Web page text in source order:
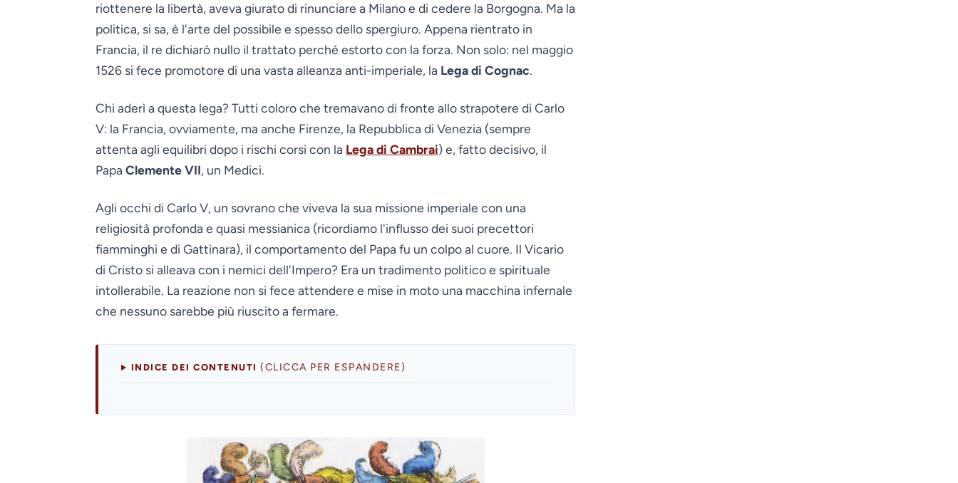
riottenere la libertà, aveva giurato di rinunciare a Milano e di cedere la Borgogna. Ma la
politica, si sa, è l'arte del possibile e spesso dello spergiuro. Appena rientrato in
Francia, il re dichiarò nullo il trattato perché estorto con la forza. Non solo: nel maggio
1526 si fece promotore di una vasta alleanza anti-imperiale, la Lega di Cognac.
Chi aderì a questa lega? Tutti coloro che tremavano di fronte allo strapotere di Carlo
V: la Francia, ovviamente, ma anche Firenze, la Repubblica di Venezia (sempre
attenta agli equilibri dopo i rischi corsi con la Lega di Cambrai) e, fatto decisivo, il
Papa Clemente VII, un Medici.
Agli occhi di Carlo V, un sovrano che viveva la sua missione imperiale con una
religiosità profonda e quasi messianica (ricordiamo l'influsso dei suoi precettori
fiamminghi e di Gattinara), il comportamento del Papa fu un colpo al cuore. Il Vicario
di Cristo si alleava con i nemici dell'Impero? Era un tradimento politico e spirituale
intollerabile. La reazione non si fece attendere e mise in moto una macchina infernale
che nessuno sarebbe più riuscito a fermare.
INDICE DEI CONTENUTI(CLICCA PER ESPANDERE)